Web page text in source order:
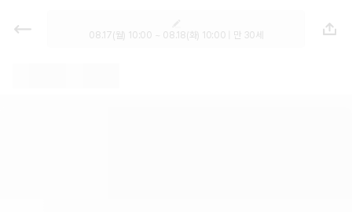
렌트카 - 대구 렌터카 가격비교, 최저
가 보장 1위 카모아
08.17(월) 10:00 ~ 08.18(화) 10:00 | 만 30세